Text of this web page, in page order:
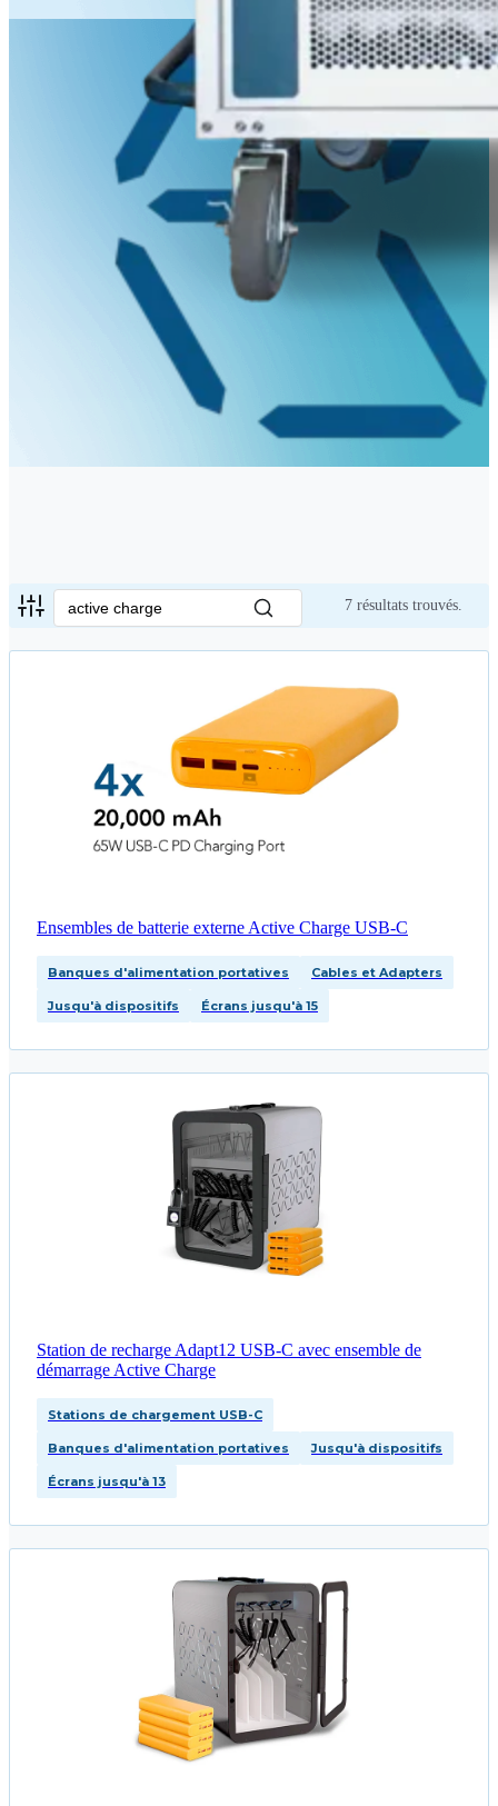
7 résultats trouvés.
Ensembles de batterie externe Active Charge USB-C
Banques d'alimentation portatives Cables et Adapters
Jusqu'à dispositifs Écrans jusqu'à 15
Station de recharge Adapt12 USB-C avec ensemble de
démarrage Active Charge
Stations de chargement USB-C
Banques d'alimentation portatives Jusqu'à dispositifs
Écrans jusqu'à 13